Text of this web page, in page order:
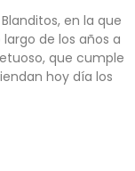
en la que
de los años a
que cumple
hoy día los